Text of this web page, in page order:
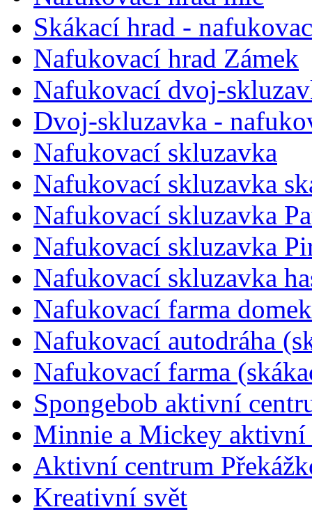
Skákací hrad -
Nafukovací hrad Zámek
Nafukovací dvoj-
Dvoj-skluzavka -
Nafukovací skluzavka
Nafukovací skluzavka
Nafukovací skluzavka
Nafukovací skluzavka
Nafukovací skluzavka
Nafukovací farma
Nafukovací autodráha
Nafukovací farma
Spongebob aktivní
Minnie a Mickey aktivní
Aktivní centrum
Kreativní svět